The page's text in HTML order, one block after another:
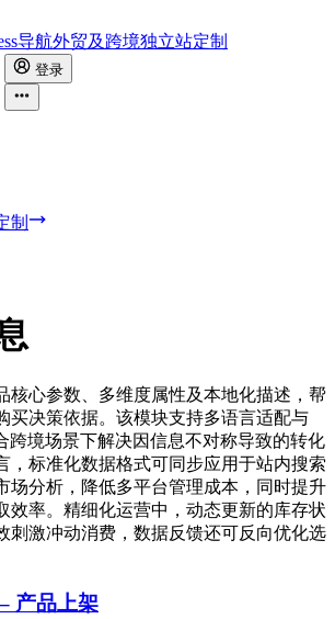
导航外贸及跨境独立站定制
登录
制
核心参数、多维度属性及本地化描述，帮
买决策依据。该模块支持多语言适配与
跨境场景下解决因信息不对称导致的转化
，标准化数据格式可同步应用于站内搜索
场分析，降低多平台管理成本，同时提升
效率。精细化运营中，动态更新的库存状
刺激冲动消费，数据反馈还可反向优化选
产品上架